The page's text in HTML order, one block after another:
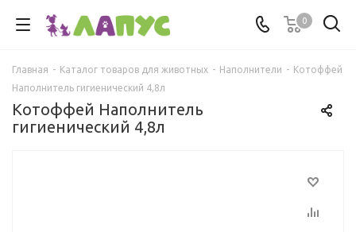
0
Главная - Каталог товаров для животных - Наполнители - Котоффей
Наполнитель гигиенический 4,8л
Котоффей Наполнитель
гигиенический 4,8л